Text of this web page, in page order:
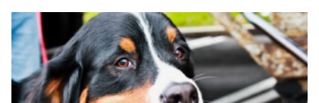
провели специальный эксперимент с участием 18-ти
собак-добровольцев.